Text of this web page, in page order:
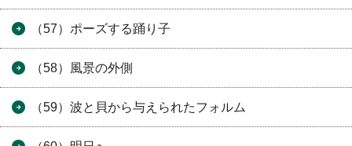
（57）ポーズする踊り子
（58）風景の外側
（59）波と貝から与えられたフォルム